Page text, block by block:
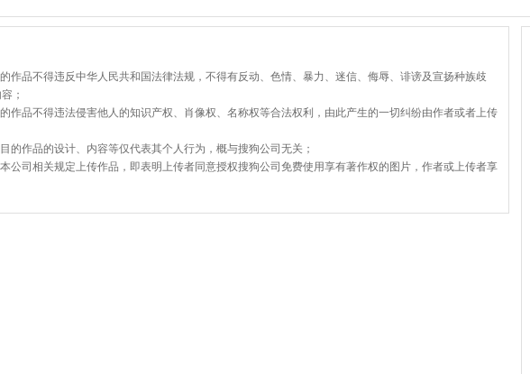
作品不得违反中华人民共和国法律法规，不得有反动、色情、暴力、迷信、侮辱、诽谤及宣扬种族歧
；
作品不得违法侵害他人的知识产权、肖像权、名称权等合法权利，由此产生的一切纠纷由作者或者上传
的作品的设计、内容等仅代表其个人行为，概与搜狗公司无关；
公司相关规定上传作品，即表明上传者同意授权搜狗公司免费使用享有著作权的图片，作者或上传者享